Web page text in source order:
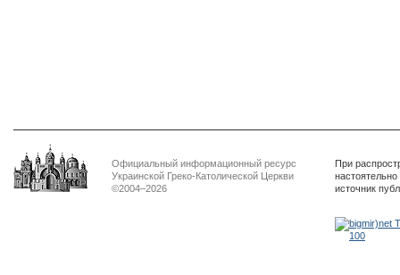
Официальный информационный ресурс
Украинской Греко-Католической Церкви
©2004–2026
При
источник